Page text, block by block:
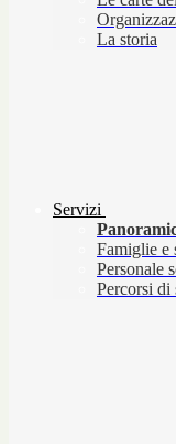
La storia
Servizi
Famiglie e
Personale
Percorsi di